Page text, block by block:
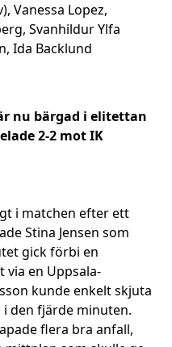
Vanessa Lopez,
Svanhildur Ylfa
Ida Backlund
nu bärgad i elitettan
2-2 mot IK
i matchen efter ett
Stina Jensen som
gick förbi en
via en Uppsala-
kunde enkelt skjuta
den fjärde minuten.
flera bra anfall,